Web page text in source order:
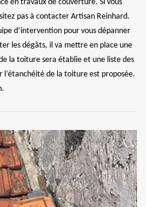
en travaux de couverture. Si vous
pas à contacter Artisan Reinhard.
d’intervention pour vous dépanner
les dégâts, il va mettre en place une
la toiture sera établie et une liste des
de la toiture est proposée.